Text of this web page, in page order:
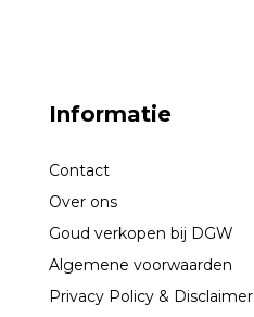
Informatie
Contact
Over ons
Goud verkopen bij DGW
Algemene voorwaarden
Privacy Policy & Disclaimer